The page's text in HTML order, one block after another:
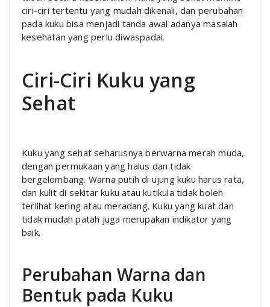
ciri-ciri tertentu yang mudah dikenali, dan perubahan
pada kuku bisa menjadi tanda awal adanya masalah
kesehatan yang perlu diwaspadai.
Ciri-Ciri Kuku yang
Sehat
Kuku yang sehat seharusnya berwarna merah muda,
dengan permukaan yang halus dan tidak
bergelombang. Warna putih di ujung kuku harus rata,
dan kulit di sekitar kuku atau kutikula tidak boleh
terlihat kering atau meradang. Kuku yang kuat dan
tidak mudah patah juga merupakan indikator yang
baik.
Perubahan Warna dan
Bentuk pada Kuku